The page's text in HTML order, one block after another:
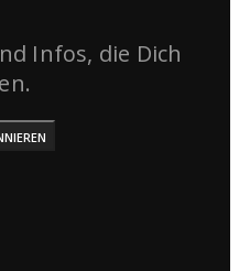
Infos, die Dich